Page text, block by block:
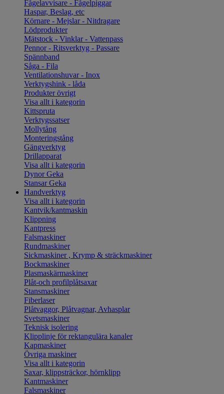
Fågelavvisare - Fågelpiggar
Haspar, Beslag, etc
Körnare - Mejslar - Nitdragare
Lödprodukter
Mätstock - Vinklar - Vattenpass
Pennor - Ritsverktyg - Passare
Spännband
Såga - Fila
Ventilationshuvar - Inox
Verktygshink - låda
Produkter övrigt
Visa allt i kategorin
Kittspruta
Verktygssatser
Mollytång
Monteringstång
Gängverktyg
Drillapparat
Visa allt i kategorin
Dynor Geka
Stansar Geka
Handverktyg
Visa allt i kategorin
Kantvik/kantmaskin
Klippning
Kantpress
Falsmaskiner
Rundmaskiner
Sickmaskiner , Krymp & sträckmaskiner
Bockmaskiner
Plasmaskärmaskiner
Plåt-och profilplåtsaxar
Stansmaskiner
Fiberlaser
Plåtvaggor, Plåtvagnar, Avhasplar
Svetsmaskiner
Teknisk isolering
Klipplinje för rektangulära kanaler
Kapmaskiner
Övriga maskiner
Visa allt i kategorin
Saxar, klippsträckor, hörnklipp
Kantmaskiner
Falsmaskiner